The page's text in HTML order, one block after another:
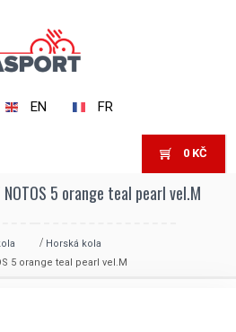
EN FR
0 KČ
5 orange teal pearl vel.M
Horská kola
5 orange teal pearl vel.M